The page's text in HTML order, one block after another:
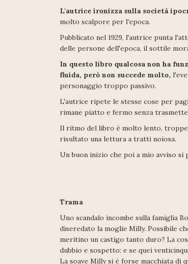
L'autrice ironizza sulla società
molto scalpore per l'epoca.
Pubblicato nel 1929, l'autrice punta
delle persone dell'epoca, il sottile
In questo libro qualcosa non ha
fluida, però non succede molto,
personaggio troppo passivo.
L'autrice ripete le stesse cose per
rimane piatto e fermo senza
Il ritmo del libro è molto lento, troppe
risultato una lettura a tratti noiosa.
Un buon inizio che poi a mio avviso si
Trama
Uno scandalo incombe sulla famiglia
diseredato la moglie Milly. Possibile
meritino un castigo tanto duro? La
dubbio e sospetto: e se quei
La soave Milly si è forse macchiata di